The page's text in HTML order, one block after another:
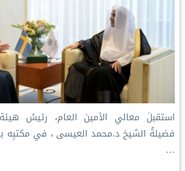
استقبلَ معالي الأمين العام، رئيسُ
فضيلةُ الشيخ د.⁧‫محمد العيسى‬⁩ ‬⁩، في مكتبِه
…